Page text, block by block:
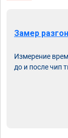
Замер
Измерение
до и после чип